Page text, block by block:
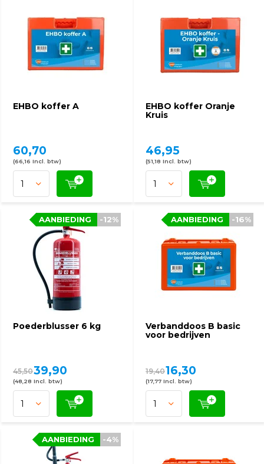
EHBO koffer A
60,70
(66,16 Incl. btw)
EHBO koffer Oranje
Kruis
46,95
(51,18 Incl. btw)
Poederblusser 6 kg
-12%
AANBIEDING
45,5039,90
(48,28 Incl. btw)
Verbanddoos B basic
voor bedrijven
-16%
AANBIEDING
19,4016,30
(17,77 Incl. btw)
-4%
AANBIEDING